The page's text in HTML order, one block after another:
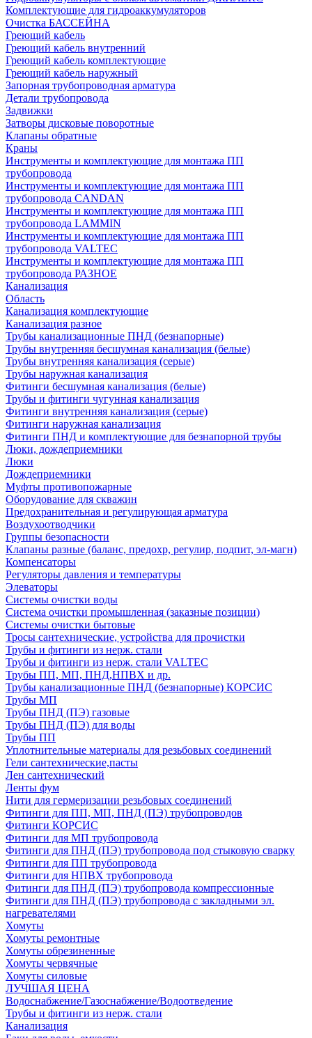
Комплектующие для гидроаккумуляторов
Очистка БАССЕЙНА
Греющий кабель
Греющий кабель внутренний
Греющий кабель комплектующие
Греющий кабель наружный
Запорная трубопроводная арматура
Детали трубопровода
Задвижки
Затворы дисковые поворотные
Клапаны обратные
Краны
Инструменты и комплектующие для монтажа ПП
трубопровода
Инструменты и комплектующие для монтажа ПП
трубопровода CANDAN
Инструменты и комплектующие для монтажа ПП
трубопровода LAMMIN
Инструменты и комплектующие для монтажа ПП
трубопровода VALTEC
Инструменты и комплектующие для монтажа ПП
трубопровода РАЗНОЕ
Канализация
Область
Канализация комплектующие
Канализация разное
Трубы канализационные ПНД (безнапорные)
Трубы внутренняя бесшумная канализация (белые)
Трубы внутренняя канализация (серые)
Трубы наружная канализация
Фитинги бесшумная канализация (белые)
Трубы и фитинги чугунная канализация
Фитинги внутренняя канализация (серые)
Фитинги наружная канализация
Фитинги ПНД и комплектующие для безнапорной трубы
Люки, дождеприемники
Люки
Дождеприемники
Муфты противопожарные
Оборудование для скважин
Предохранительная и регулирующая арматура
Воздухоотводчики
Группы безопасности
Клапаны разные (баланс, предохр, регулир, подпит, эл-магн)
Компенсаторы
Регуляторы давления и температуры
Элеваторы
Системы очистки воды
Система очистки промышленная (заказные позиции)
Системы очистки бытовые
Тросы сантехнические, устройства для прочистки
Трубы и фитинги из нерж. стали
Трубы и фитинги из нерж. стали VALTEC
Трубы ПП, МП, ПНД,НПВХ и др.
Трубы канализационные ПНД (безнапорные) КОРСИС
Трубы МП
Трубы ПНД (ПЭ) газовые
Трубы ПНД (ПЭ) для воды
Трубы ПП
Уплотнительные материалы для резьбовых соединений
Гели сантехнические,пасты
Лен сантехнический
Ленты фум
Нити для гермеризации резьбовых соединений
Фитинги для ПП, МП, ПНД (ПЭ) трубопроводов
Фитинги КОРСИС
Фитинги для МП трубопровода
Фитинги для ПНД (ПЭ) трубопровода под стыковую сварку
Фитинги для ПП трубопровода
Фитинги для НПВХ трубопровода
Фитинги для ПНД (ПЭ) трубопровода компрессионные
Фитинги для ПНД (ПЭ) трубопровода с закладными эл.
нагревателями
Хомуты
Хомуты ремонтные
Хомуты обрезиненные
Хомуты червячные
Хомуты силовые
ЛУЧШАЯ ЦЕНА
Водоснабжение/Газоснабжение/Водоотведение
Трубы и фитинги из нерж. стали
Канализация